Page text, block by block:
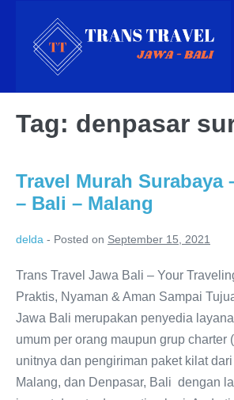
content
Tag: denpasar
Travel Murah Surabaya
– Bali – Malang
delda - Posted on September 15, 2021
Trans Travel Jawa Bali – Your
Praktis, Nyaman & Aman Sampai
Jawa Bali merupakan penyedia
umum per orang maupun grup charter
unitnya dan pengiriman paket kilat
Malang, dan Denpasar, Bali dengan